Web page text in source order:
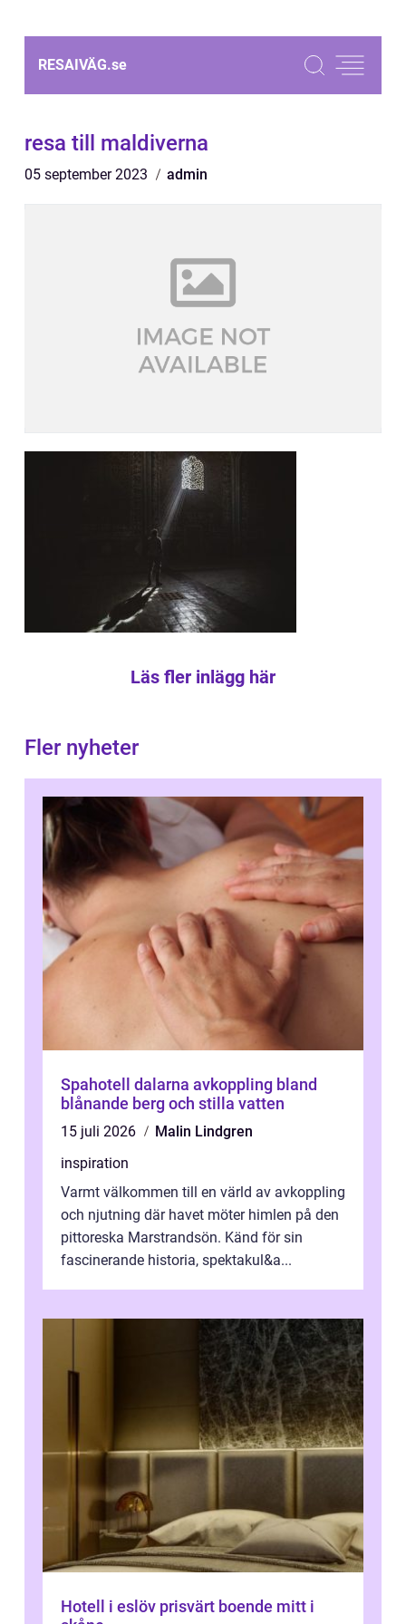
RESAIVÄG.se
resa till maldiverna
05 september 2023 admin
Läs fler inlägg här
Fler nyheter
Spahotell dalarna avkoppling bland
blånande berg och stilla vatten
15 juli 2026
Malin Lindgren
inspiration
Varmt välkommen till en värld av avkoppling
och njutning där havet möter himlen på den
pittoreska Marstrandsön. Känd för sin
fascinerande historia, spektakul&a...
Hotell i eslöv prisvärt boende mitt i